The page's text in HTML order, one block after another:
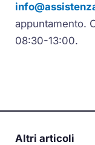
appuntamento.
08:30-13:00.
Altri articoli